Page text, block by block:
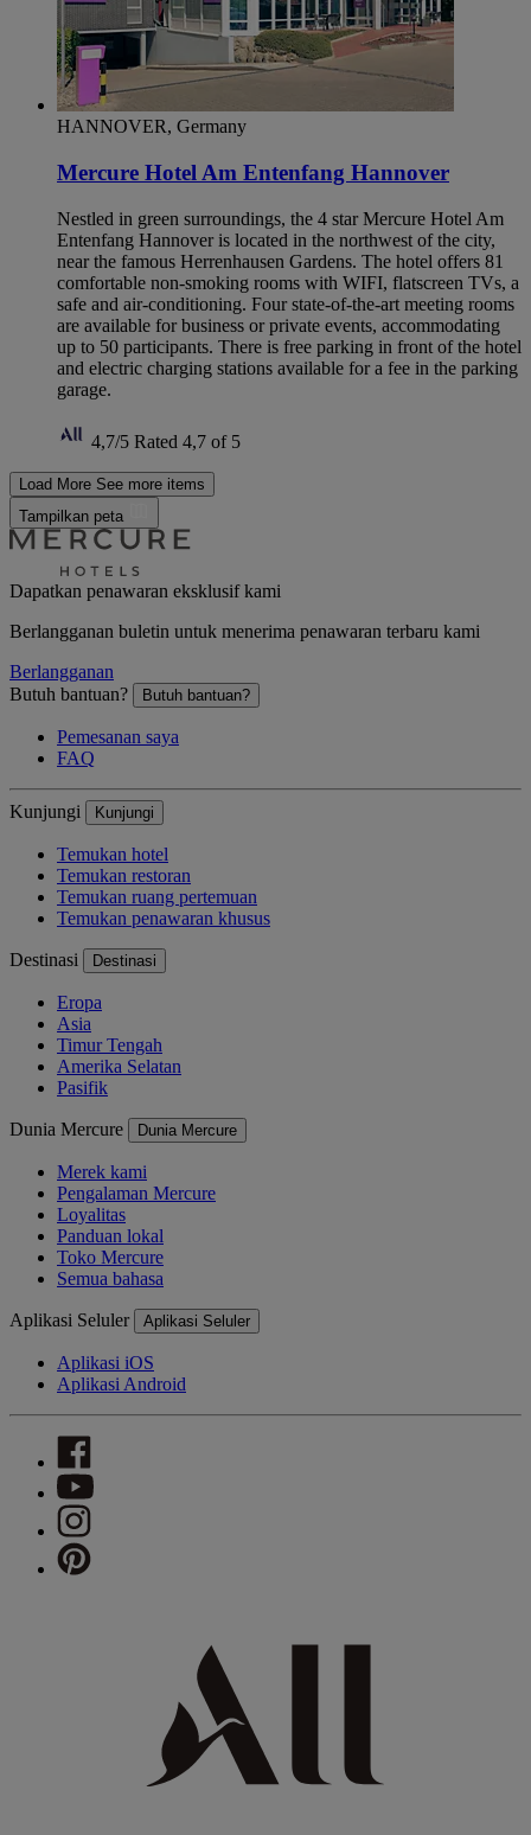
HANNOVER, Germany
Mercure Hotel Am Entenfang Hannover
Nestled in green surroundings, the 4 star Mercure Hotel Am
Entenfang Hannover is located in the northwest of the city,
near the famous Herrenhausen Gardens. The hotel offers 81
comfortable non-smoking rooms with WIFI, flatscreen TVs, a
safe and air-conditioning. Four state-of-the-art meeting rooms
are available for business or private events, accommodating
up to 50 participants. There is free parking in front of the hotel
and electric charging stations available for a fee in the parking
garage.
4,7/5 Rated 4,7 of 5
Load More See more items
Tampilkan peta
Dapatkan penawaran eksklusif kami
Berlangganan buletin untuk menerima penawaran terbaru kami
Berlangganan
Butuh bantuan?
Butuh bantuan?
Pemesanan saya
FAQ
Kunjungi Kunjungi
Temukan hotel
Temukan restoran
Temukan ruang pertemuan
Temukan penawaran khusus
Destinasi Destinasi
Eropa
Asia
Timur Tengah
Amerika Selatan
Pasifik
Dunia Mercure Dunia Mercure
Merek kami
Pengalaman Mercure
Loyalitas
Panduan lokal
Toko Mercure
Semua bahasa
Aplikasi Seluler Aplikasi Seluler
Aplikasi iOS
Aplikasi Android